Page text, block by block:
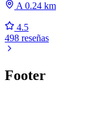
A 0.24 km
4.5
498 reseñas
Footer